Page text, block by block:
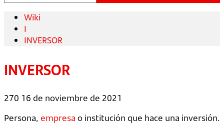
Wiki
I
INVERSOR
INVERSOR
270 16 de noviembre de 2021
Persona, empresa o institución que hace una inversión.